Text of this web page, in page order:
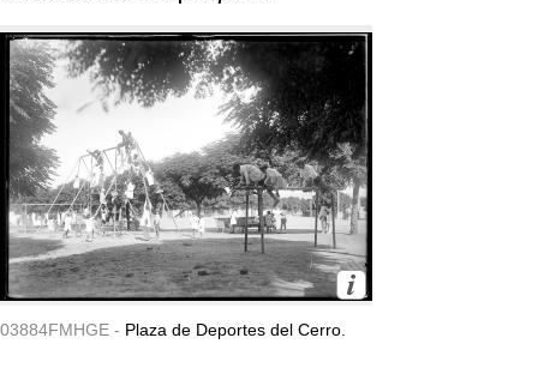
03884FMHGE - Plaza de Deportes del Cerro.